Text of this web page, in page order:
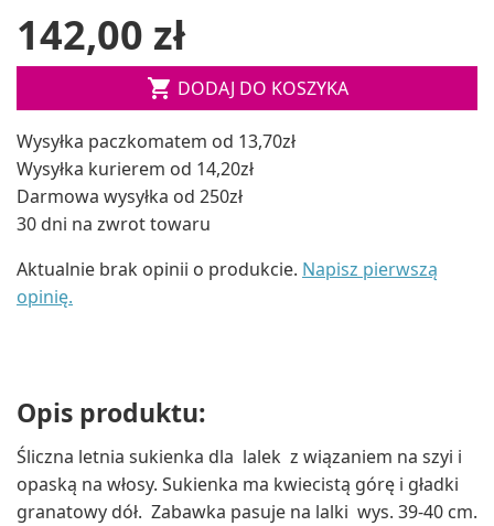
142,00 zł
 DODAJ DO KOSZYKA
Wysyłka paczkomatem od 13,70zł
Wysyłka kurierem od 14,20zł
Darmowa wysyłka od 250zł
30 dni na zwrot towaru
Aktualnie brak opinii o produkcie. Napisz pierwszą
opinię.
Opis produktu:
Śliczna letnia sukienka dla lalek z wiązaniem na szyi i
opaską na włosy. Sukienka ma kwiecistą górę i gładki
granatowy dół. Zabawka pasuje na lalki wys. 39-40 cm.